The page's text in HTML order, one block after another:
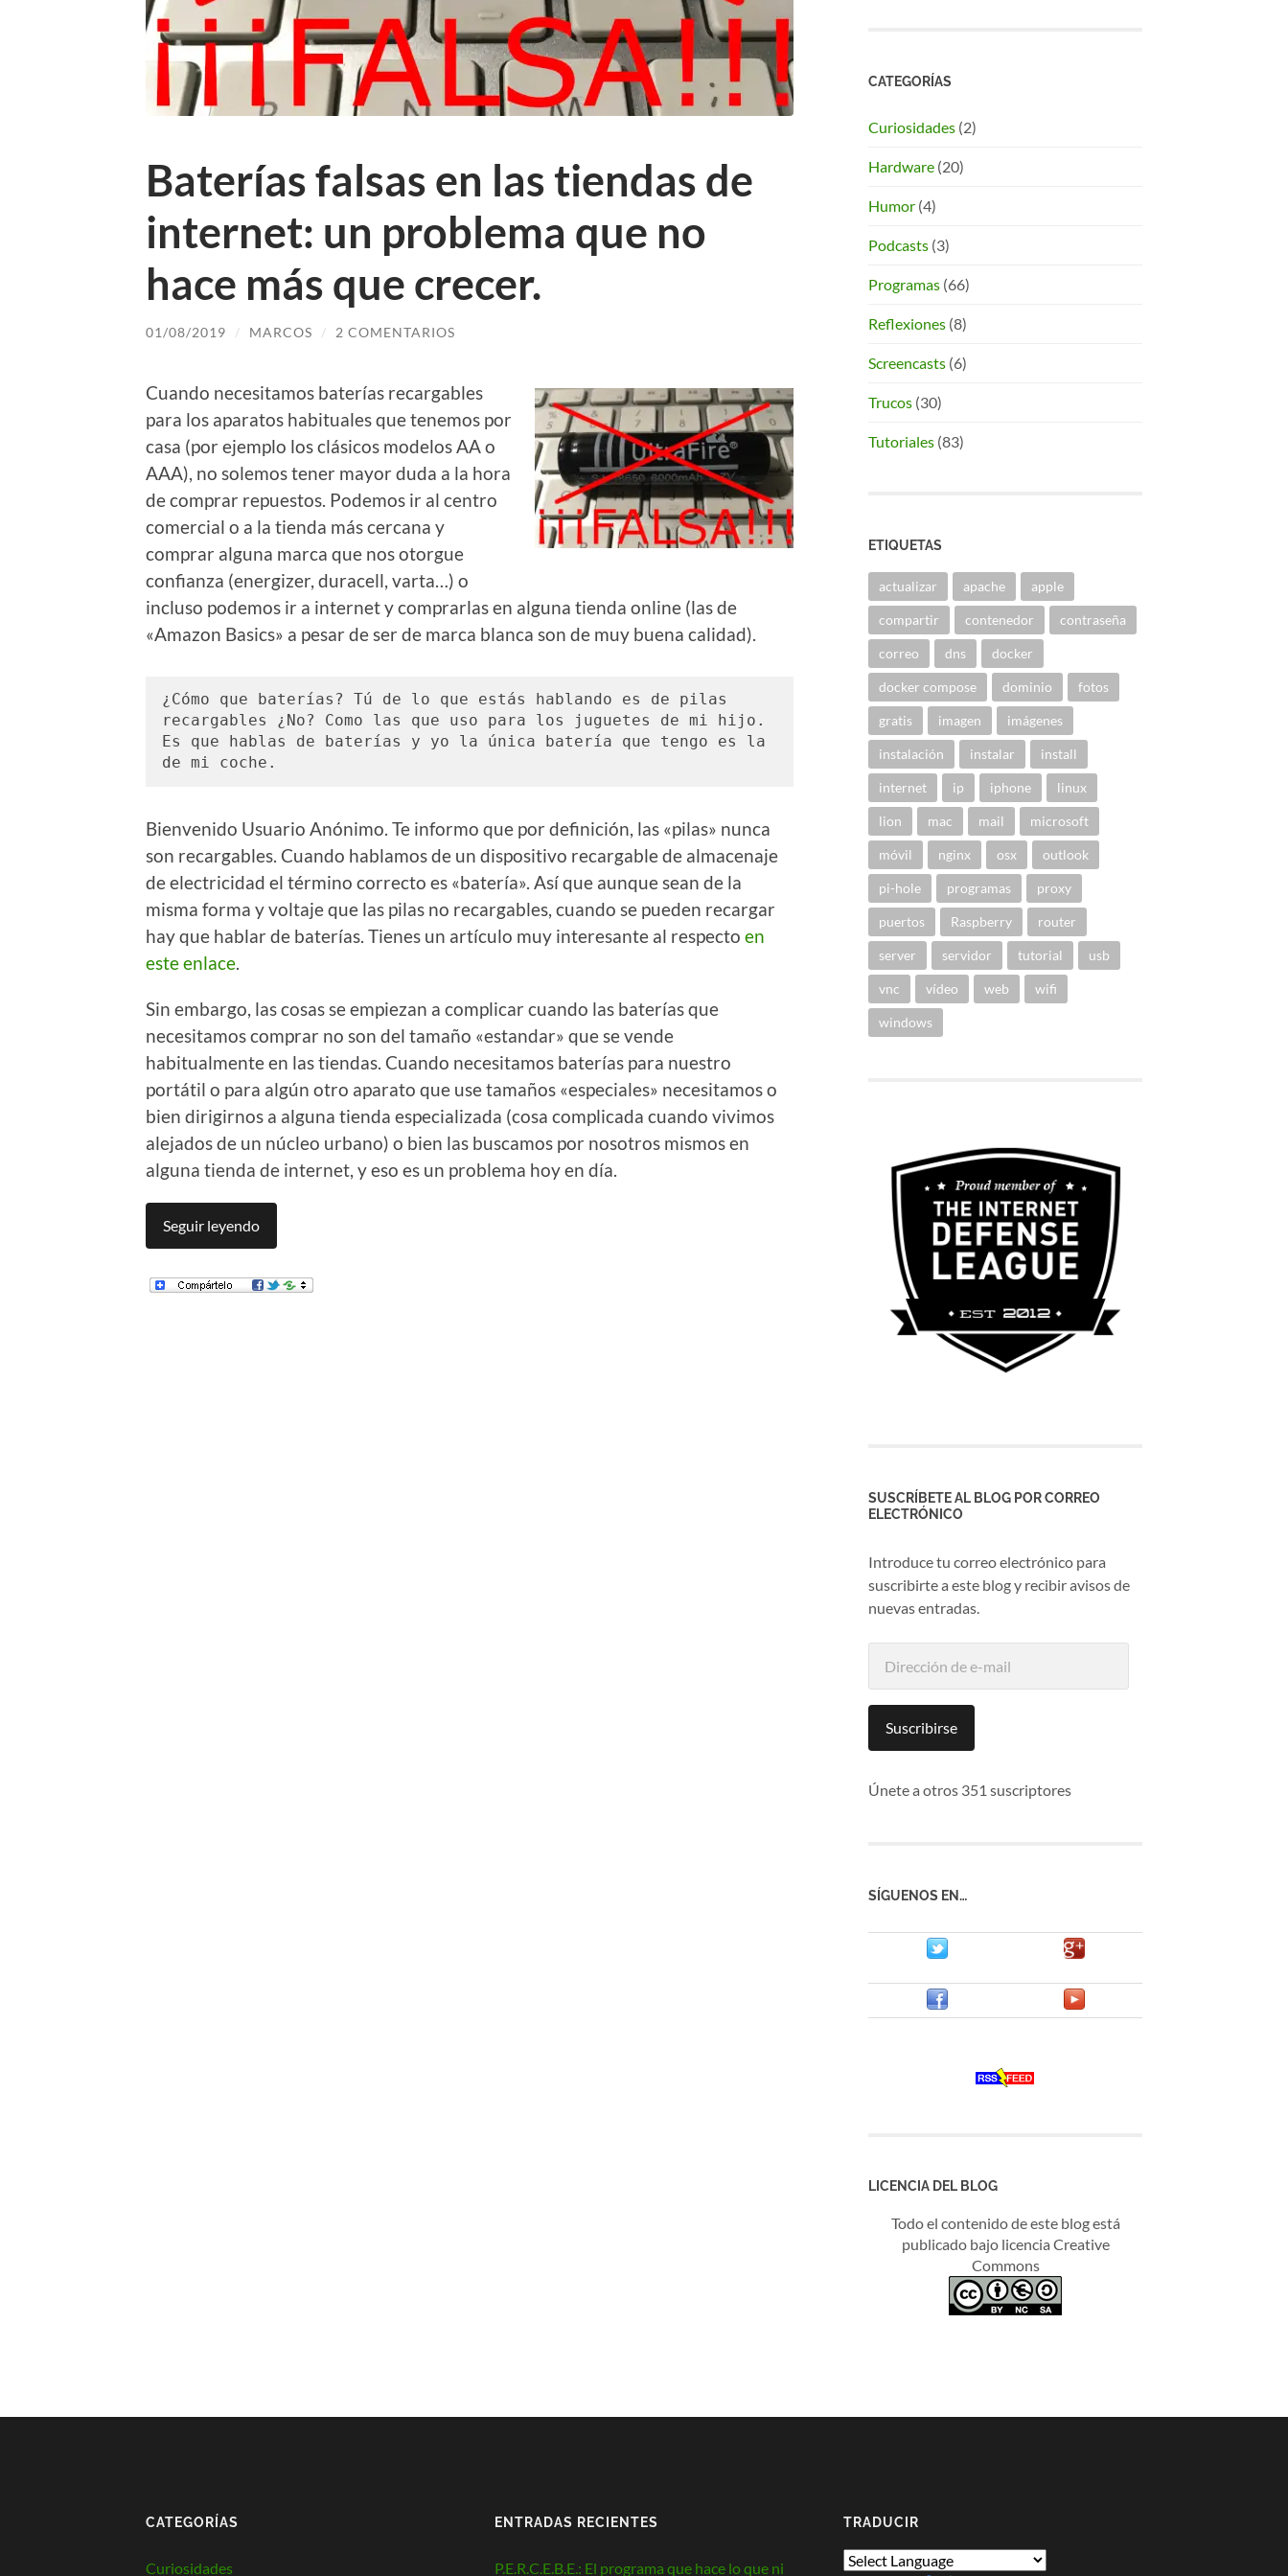
Baterías falsas en las tiendas de
internet: un problema que no
hace más que crecer.
01/08/2019 / MARCOS / 2 COMENTARIOS
Cuando necesitamos baterías recargables
para los aparatos habituales que tenemos por
casa (por ejemplo los clásicos modelos AA o
AAA), no solemos tener mayor duda a la hora
de comprar repuestos. Podemos ir al centro
comercial o a la tienda más cercana y
comprar alguna marca que nos otorgue
confianza (energizer, duracell, varta…) o
incluso podemos ir a internet y comprarlas en alguna tienda online (las de
«Amazon Basics» a pesar de ser de marca blanca son de muy buena calidad).
¿Cómo que baterías? Tú de lo que estás hablando es de pilas
recargables ¿No? Como las que uso para los juguetes de mi hijo.
Es que hablas de baterías y yo la única batería que tengo es la
de mi coche.
Bienvenido Usuario Anónimo. Te informo que por definición, las «pilas» nunca
son recargables. Cuando hablamos de un dispositivo recargable de almacenaje
de electricidad el término correcto es «batería». Así que aunque sean de la
misma forma y voltaje que las pilas no recargables, cuando se pueden recargar
hay que hablar de baterías. Tienes un artículo muy interesante al respecto en
este enlace.
Sin embargo, las cosas se empiezan a complicar cuando las baterías que
necesitamos comprar no son del tamaño «estandar» que se vende
habitualmente en las tiendas. Cuando necesitamos baterías para nuestro
portátil o para algún otro aparato que use tamaños «especiales» necesitamos o
bien dirigirnos a alguna tienda especializada (cosa complicada cuando vivimos
alejados de un núcleo urbano) o bien las buscamos por nosotros mismos en
alguna tienda de internet, y eso es un problema hoy en día.
Seguir leyendo
CATEGORÍAS
Curiosidades (2)
Hardware (20)
Humor (4)
Podcasts (3)
Programas (66)
Reflexiones (8)
Screencasts (6)
Trucos (30)
Tutoriales (83)
ETIQUETAS
actualizar apache apple
compartir contenedor contraseña
correo dns docker
docker compose dominio fotos
gratis imagen imágenes
instalación instalar install
internet ip iphone linux
lion mac mail microsoft
móvil nginx osx outlook
pi-hole programas proxy
puertos Raspberry router
server servidor tutorial usb
vnc vídeo web wifi
windows
SUSCRÍBETE AL BLOG POR CORREO
ELECTRÓNICO
Introduce tu correo electrónico para
suscribirte a este blog y recibir avisos de
nuevas entradas.
mailSuscribirse
Únete a otros 351 suscriptores
SÍGUENOS EN…
LICENCIA DEL BLOG
Todo el contenido de este blog está
publicado bajo licencia Creative
Commons
CATEGORÍAS
Curiosidades
ENTRADAS RECIENTES
P.E.R.C.E.B.E.: El programa que hace lo que ni
TRADUCIR